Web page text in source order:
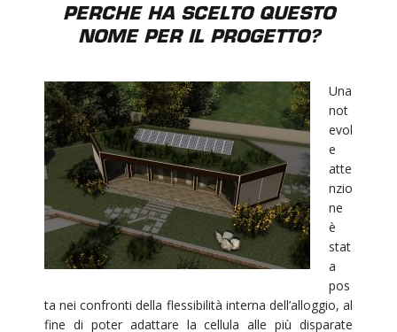
PERCHE HA SCELTO QUESTO
NOME PER IL PROGETTO?
Una
not
evol
e
atte
nzio
ne
è
stat
a
pos
ta nei confronti della flessibilità interna dell’alloggio, al
fine di poter adattare la cellula alle più disparate